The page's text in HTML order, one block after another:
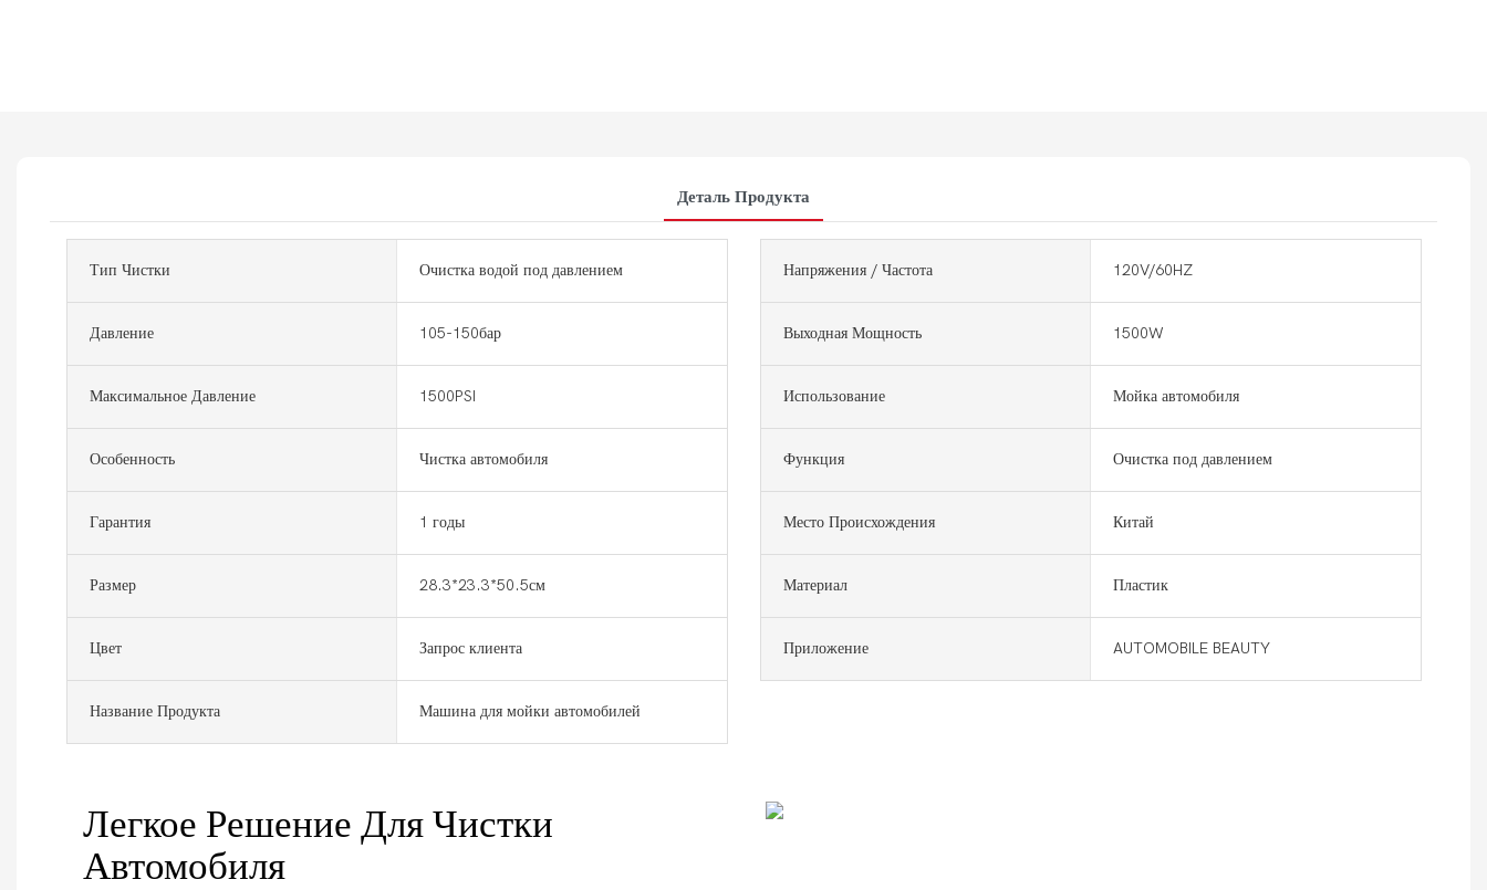
Деталь Продукта
Тип Чистки Очистка водой под давлением Напряжения / Частота 120V/60HZ
Давление 105-150бар Выходная Мощность 1500W
Максимальное Давление 1500PSI Использование Мойка автомобиля
Особенность Чистка автомобиля Функция Очистка под давлением
Гарантия 1 годы Место Происхождения Китай
Размер 28.3*23.3*50.5см Материал Пластик
Цвет Запрос клиента Приложение AUTOMOBILE BEAUTY
Название Продукта Машина для мойки автомобилей
Легкое Решение Для Чистки
Автомобиля